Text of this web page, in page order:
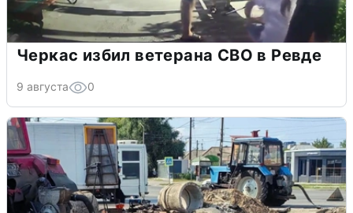
Черкас избил ветерана СВО в Ревде
9 августа 0